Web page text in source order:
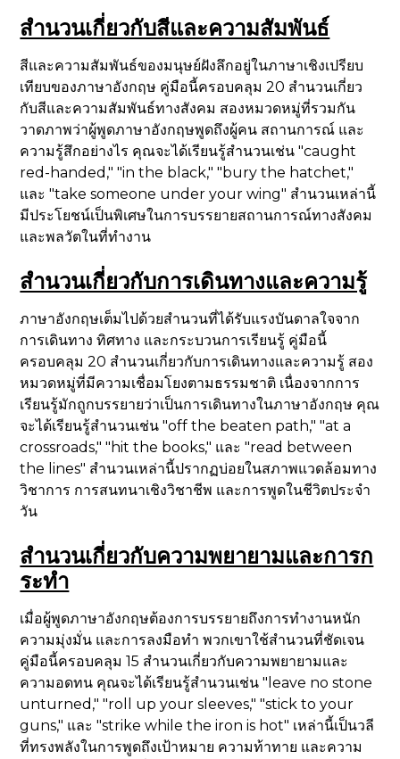
สำนวนเกี่ยวกับสีและความสัมพันธ์
สีและความสัมพันธ์ของมนุษย์ฝังลึกอยู่ในภาษาเชิงเปรียบ
เทียบของภาษาอังกฤษ คู่มือนี้ครอบคลุม 20 สำนวนเกี่ยว
กับสีและความสัมพันธ์ทางสังคม สองหมวดหมู่ที่รวมกัน
วาดภาพว่าผู้พูดภาษาอังกฤษพูดถึงผู้คน สถานการณ์ และ
ความรู้สึกอย่างไร คุณจะได้เรียนรู้สำนวนเช่น "caught
red-handed," "in the black," "bury the hatchet,"
และ "take someone under your wing" สำนวนเหล่านี้
มีประโยชน์เป็นพิเศษในการบรรยายสถานการณ์ทางสังคม
และพลวัตในที่ทำงาน
สำนวนเกี่ยวกับการเดินทางและความรู้
ภาษาอังกฤษเต็มไปด้วยสำนวนที่ได้รับแรงบันดาลใจจาก
การเดินทาง ทิศทาง และกระบวนการเรียนรู้ คู่มือนี้
ครอบคลุม 20 สำนวนเกี่ยวกับการเดินทางและความรู้ สอง
หมวดหมู่ที่มีความเชื่อมโยงตามธรรมชาติ เนื่องจากการ
เรียนรู้มักถูกบรรยายว่าเป็นการเดินทางในภาษาอังกฤษ คุณ
จะได้เรียนรู้สำนวนเช่น "off the beaten path," "at a
crossroads," "hit the books," และ "read between
the lines" สำนวนเหล่านี้ปรากฏบ่อยในสภาพแวดล้อมทาง
วิชาการ การสนทนาเชิงวิชาชีพ และการพูดในชีวิตประจำ
วัน
สำนวนเกี่ยวกับความพยายามและการก
ระทำ
เมื่อผู้พูดภาษาอังกฤษต้องการบรรยายถึงการทำงานหนัก
ความมุ่งมั่น และการลงมือทำ พวกเขาใช้สำนวนที่ชัดเจน
คู่มือนี้ครอบคลุม 15 สำนวนเกี่ยวกับความพยายามและ
ความอดทน คุณจะได้เรียนรู้สำนวนเช่น "leave no stone
unturned," "roll up your sleeves," "stick to your
guns," และ "strike while the iron is hot" เหล่านี้เป็นวลี
ที่ทรงพลังในการพูดถึงเป้าหมาย ความท้าทาย และความ